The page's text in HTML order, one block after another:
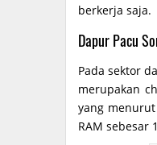
berkerja saja.
Dapur Pacu
Pada sektor
merupakan
yang
RAM sebesar